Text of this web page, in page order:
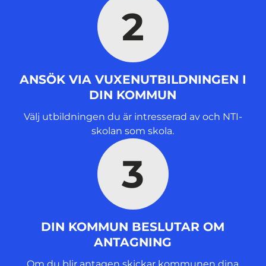
2
ANSÖK VIA VUXENUTBILDNINGEN I
DIN KOMMUN
Välj utbildningen du är intresserad av och NTI-
skolan som skola.
3
DIN KOMMUN BESLUTAR OM
ANTAGNING